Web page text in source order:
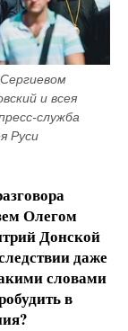
и всея
служба
Руси
Олегом
Донской
даже
словами
в